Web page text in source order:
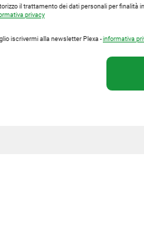
il trattamento dei dati personali per finalità
privacy
iscrivermi alla newsletter Plexa -informativa